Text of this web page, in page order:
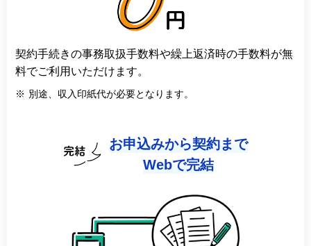
契約手続きの事務取扱手数料や繰上返済時の手数料が無
料でご利用いただけます。
※ 別途、収入印紙代が必要となります。
お申込みから契約まで
Webで完結